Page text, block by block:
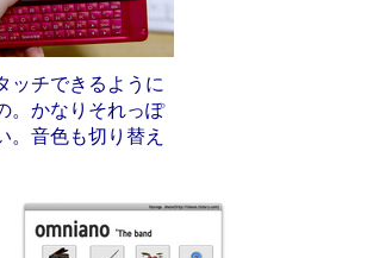
ッチできるように
。かなりそれっぽ
。音色も切り替え